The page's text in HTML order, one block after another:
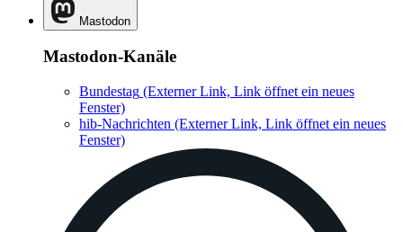
Mastodon
Mastodon-Kanäle
Bundestag (Externer Link, Link öffnet ein neues
Fenster)
hib-Nachrichten (Externer Link, Link öffnet ein neues
Fenster)